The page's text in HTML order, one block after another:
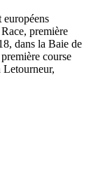
européens
première
dans la Baie de
course